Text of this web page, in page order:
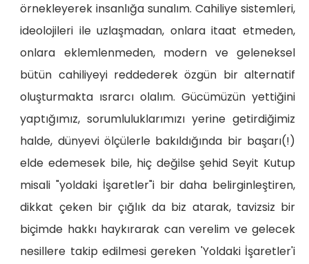
örnekleyerek insanlığa sunalım. Cahiliye sistemleri,
ideolojileri ile uzlaşmadan, onlara itaat etmeden,
onlara eklemlenmeden, modern ve geleneksel
bütün cahiliyeyi reddederek özgün bir alternatif
oluşturmakta ısrarcı olalım. Gücümüzün yettiğini
yaptığımız, sorumluluklarımızı yerine getirdiğimiz
halde, dünyevi ölçülerle bakıldığında bir başarı(!)
elde edemesek bile, hiç değilse şehid Seyit Kutup
misali "yoldaki İşaretler"i bir daha belirginleştiren,
dikkat çeken bir çığlık da biz atarak, tavizsiz bir
biçimde hakkı haykırarak can verelim ve gelecek
nesillere takip edilmesi gereken 'Yoldaki İşaretler'i